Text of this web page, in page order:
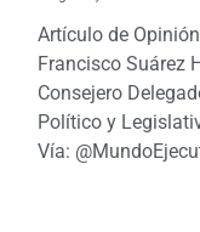
Artículo de
Francisco Suárez
Consejero
Político y
Vía: